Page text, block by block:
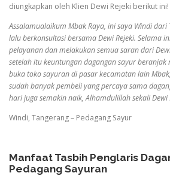
diungkapkan oleh Klien Dewi Rejeki berikut ini!
Assalamualaikum Mbak Raya, ini saya Windi
lalu berkonsultasi bersama Dewi Rejeki. Selama
pelayanan dan melakukan semua saran dari
setelah itu keuntungan dagangan sayur beranjak
buka toko sayuran di pasar kecamatan lain
sudah banyak pembeli yang percaya sama
hari juga semakin naik, Alhamdulillah sekali Dewi
Windi, Tangerang – Pedagang Sayur
Manfaat Tasbih Penglaris
Pedagang Sayuran